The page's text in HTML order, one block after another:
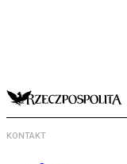
KONTAKT